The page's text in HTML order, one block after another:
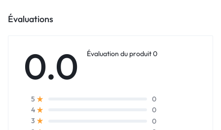
Évaluations
0.0 Évaluation du produit 0
5
0
4
0
3
0